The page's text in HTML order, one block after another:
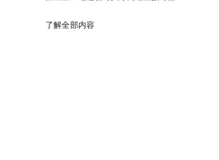
了解全部内容